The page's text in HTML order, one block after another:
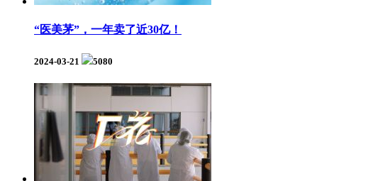
“医美茅”，一年卖了近30亿！
2024-03-21 5080